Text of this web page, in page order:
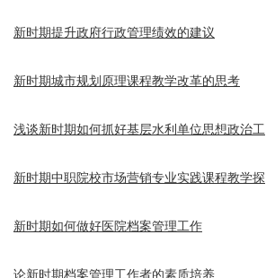
新时期提升政府行政管理绩效的建议
新时期城市规划原理课程教学改革的思考
浅谈新时期如何抓好基层水利单位思想政治工
新时期中职院校市场营销专业实践课程教学探
新时期如何做好医院档案管理工作
论新时期档案管理工作者的素质培养